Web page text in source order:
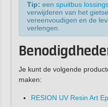
Tip: een spuitbus
verwijderen van het
vereenvoudigen en de
verlengen.
Je kunt de volgende
maken:
RESION UV Resin Art